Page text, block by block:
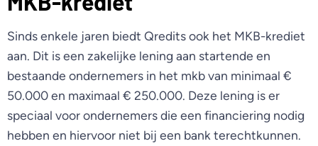
Sinds enkele jaren biedt Qredits ook het MKB-krediet
aan. Dit is een zakelijke lening aan startende en
bestaande ondernemers in het mkb van minimaal €
50.000 en maximaal € 250.000. Deze lening is er
speciaal voor ondernemers die een financiering nodig
hebben en hiervoor niet bij een bank terechtkunnen.